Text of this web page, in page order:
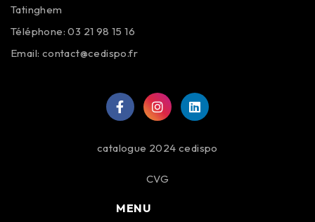
Tatinghem
Téléphone: 03 21 98 15 16
Email: contact@cedispo.fr
catalogue 2024 cedispo
CVG
MENU